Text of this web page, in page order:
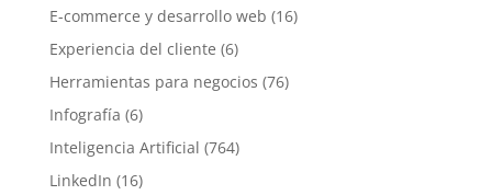
E-commerce y desarrollo web (16)
Experiencia del cliente (6)
Herramientas para negocios (76)
Infografía (6)
Inteligencia Artificial (764)
LinkedIn (16)